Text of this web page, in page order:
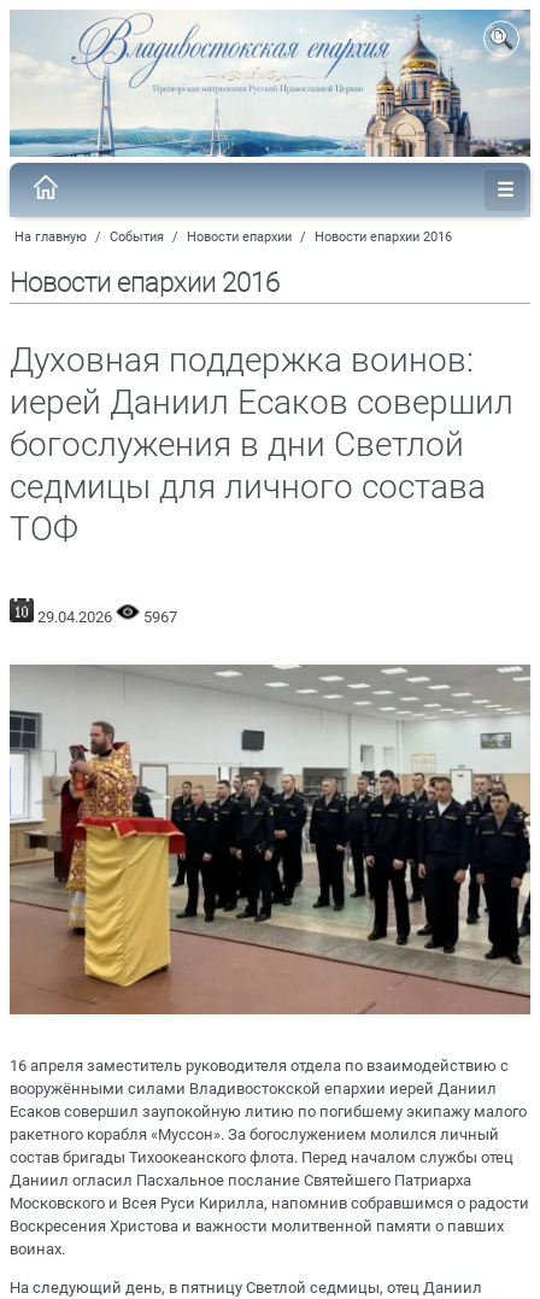
На главную / События / Новости епархии / Новости епархии 2016
Новости епархии 2016
Духовная поддержка воинов:
иерей Даниил Есаков совершил
богослужения в дни Светлой
седмицы для личного состава
ТОФ
29.04.2026 5967
16 апреля заместитель руководителя отдела по взаимодействию с
вооружёнными силами Владивостокской епархии иерей Даниил
Есаков совершил заупокойную литию по погибшему экипажу малого
ракетного корабля «Муссон». За богослужением молился личный
состав бригады Тихоокеанского флота. Перед началом службы отец
Даниил огласил Пасхальное послание Святейшего Патриарха
Московского и Всея Руси Кирилла, напомнив собравшимся о радости
Воскресения Христова и важности молитвенной памяти о павших
воинах.
На следующий день, в пятницу Светлой седмицы, отец Даниил